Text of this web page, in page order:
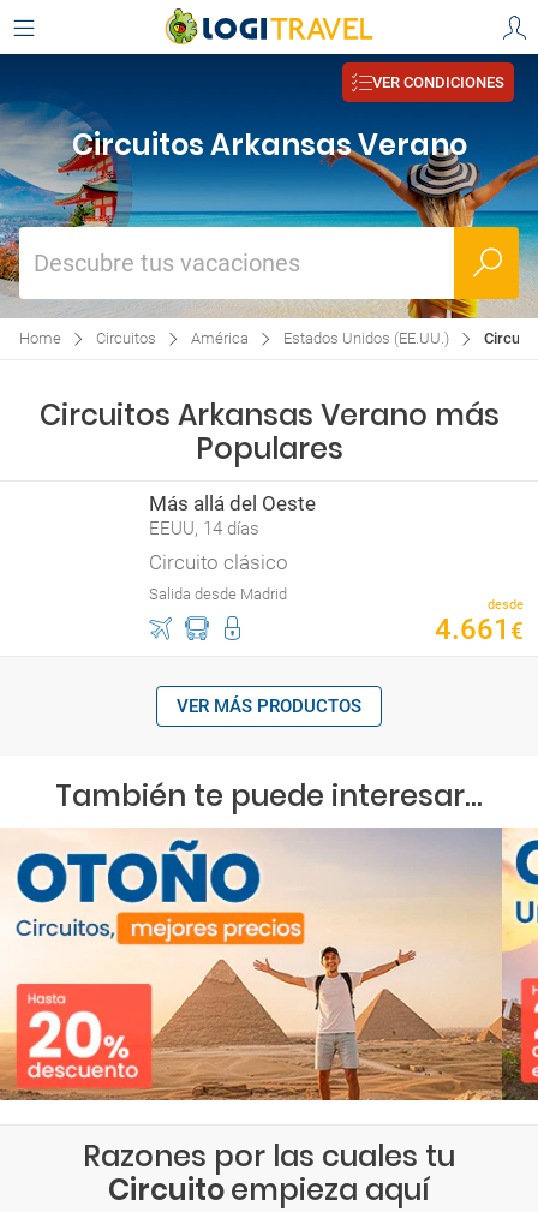
VER CONDICIONES
Circuitos Arkansas Verano
Descubre tus vacaciones
Home Circuitos América Estados Unidos (EE.UU.)
Circuitos Arkansas Verano más
Populares
Más allá del Oeste
EEUU, 14 días
Circuito clásico
Salida desde Madrid
desde
4.661 €
VER MÁS PRODUCTOS
También te puede interesar...
Razones por las cuales tu
Circuitoempieza aquí